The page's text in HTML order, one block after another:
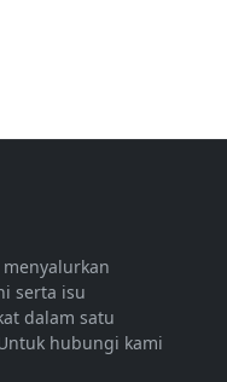
serta isu
dalam satu
hubungi kami